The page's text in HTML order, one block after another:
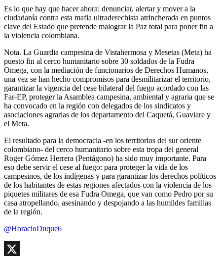
Es lo que hay que hacer ahora: denunciar, alertar y mover a la
ciudadanía contra esta mafia ultraderechista atrincherada en puntos
clave del Estado que pretende malograr la Paz total para poner fin a
la violencia colombiana.
Nota. La Guardia campesina de Vistahermosa y Mesetas (Meta) ha
puesto fin al cerco humanitario sobre 30 soldados de la Fudra
Omega, con la mediación de funcionarios de Derechos Humanos,
una vez se han hecho compromisos para desmilitarizar el territorio,
garantizar la vigencia del cese bilateral del fuego acordado con las
Far-EP, proteger la Asamblea campesina, ambiental y agraria que se
ha convocado en la región con delegados de los sindicatos y
asociaciones agrarias de los departamento del Caquetá, Guaviare y
el Meta.
El resultado para la democracia -en los territorios del sur oriente
colombiano- del cerco humanitario sobre esta tropa del general
Roger Gómez Herrera (Pentágono) ha sido muy importante. Para
eso debe servir el cese al fuego: para proteger la vida de los
campesinos, de los indígenas y para garantizar los derechos políticos
de los habitantes de estas regiones afectados con la violencia de los
piquetes militares de esa Fudra Omega, que van como Pedro por su
casa atropellando, asesinando y despojando a las humildes familias
de la región.
@HoracioDuque6